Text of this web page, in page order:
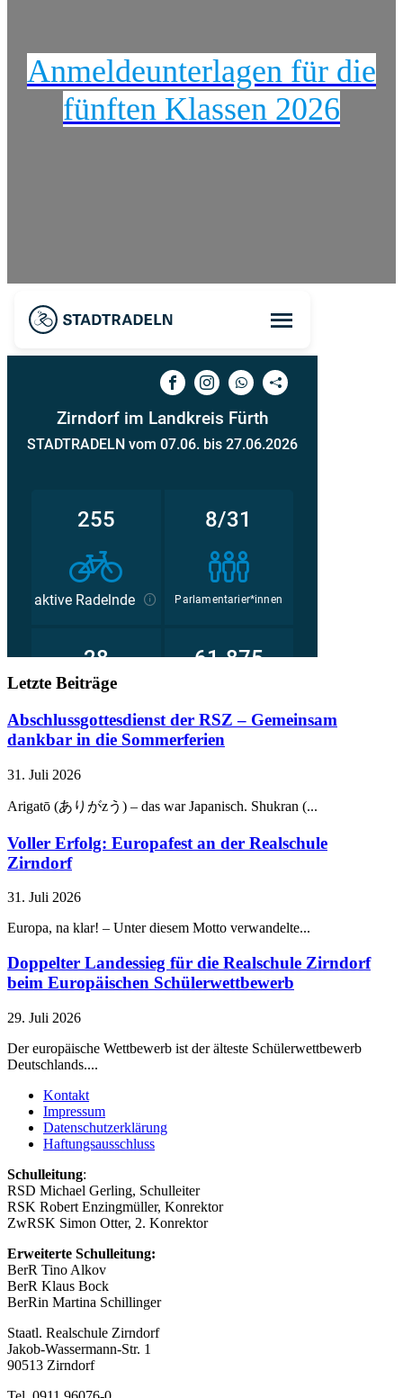
Anmeldeunterlagen für die
fünften Klassen 2026
Letzte Beiträge
Abschlussgottesdienst der RSZ – Gemeinsam
dankbar in die Sommerferien
31. Juli 2026
Arigatō (ありがzう) – das war Japanisch. Shukran (...
Voller Erfolg: Europafest an der Realschule
Zirndorf
31. Juli 2026
Europa, na klar! – Unter diesem Motto verwandelte...
Doppelter Landessieg für die Realschule Zirndorf
beim Europäischen Schülerwettbewerb
29. Juli 2026
Der europäische Wettbewerb ist der älteste Schülerwettbewerb
Deutschlands....
Kontakt
Impressum
Datenschutzerklärung
Haftungsausschluss
Schulleitung:
RSD Michael Gerling, Schulleiter
RSK Robert Enzingmüller, Konrektor
ZwRSK Simon Otter, 2. Konrektor
Erweiterte Schulleitung:
BerR Tino Alkov
BerR Klaus Bock
BerRin Martina Schillinger
Staatl. Realschule Zirndorf
Jakob-Wassermann-Str. 1
90513 Zirndorf